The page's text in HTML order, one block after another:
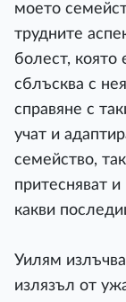
моето
трудните
болест, която
сблъсква с
справяне с
учат и
семейство,
притесняват
какви
Уилям
излязъл от